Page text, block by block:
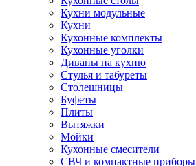
Кухни модульные
Кухни
Кухонные комплекты
Кухонные уголки
Диваны на кухню
Стулья и табуреты
Столешницы
Буфеты
Плиты
Вытяжки
Мойки
Кухонные смесители
СВЧ и компактные приборы